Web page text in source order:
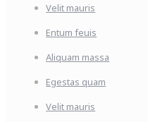
Velit mauris
Entum feuis
Aliquam massa
Egestas quam
Velit mauris